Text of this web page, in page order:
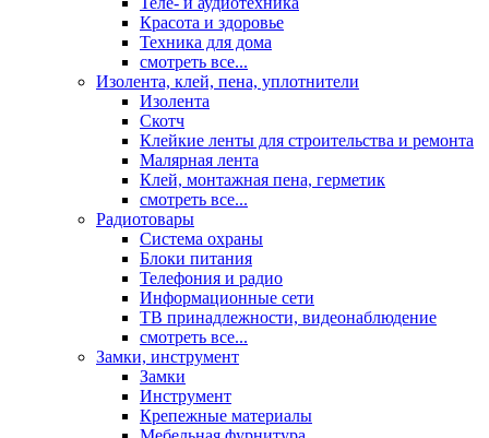
Красота и здоровье
Техника для дома
смотреть все...
Изолента, клей, пена, уплотнители
Изолента
Скотч
Клейкие ленты для строительства и ремонта
Малярная лента
Клей, монтажная пена, герметик
смотреть все...
Радиотовары
Система охраны
Блоки питания
Телефония и радио
Информационные сети
ТВ принадлежности, видеонаблюдение
смотреть все...
Замки, инструмент
Замки
Инструмент
Крепежные материалы